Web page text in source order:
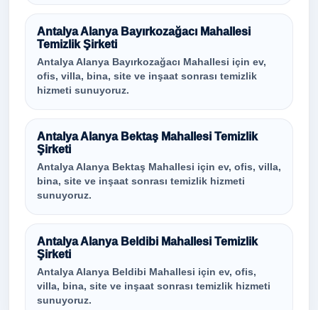
Antalya Alanya Bayırkozağacı Mahallesi
Temizlik Şirketi
Antalya Alanya Bayırkozağacı Mahallesi için ev,
ofis, villa, bina, site ve inşaat sonrası temizlik
hizmeti sunuyoruz.
Antalya Alanya Bektaş Mahallesi Temizlik
Şirketi
Antalya Alanya Bektaş Mahallesi için ev, ofis, villa,
bina, site ve inşaat sonrası temizlik hizmeti
sunuyoruz.
Antalya Alanya Beldibi Mahallesi Temizlik
Şirketi
Antalya Alanya Beldibi Mahallesi için ev, ofis,
villa, bina, site ve inşaat sonrası temizlik hizmeti
sunuyoruz.